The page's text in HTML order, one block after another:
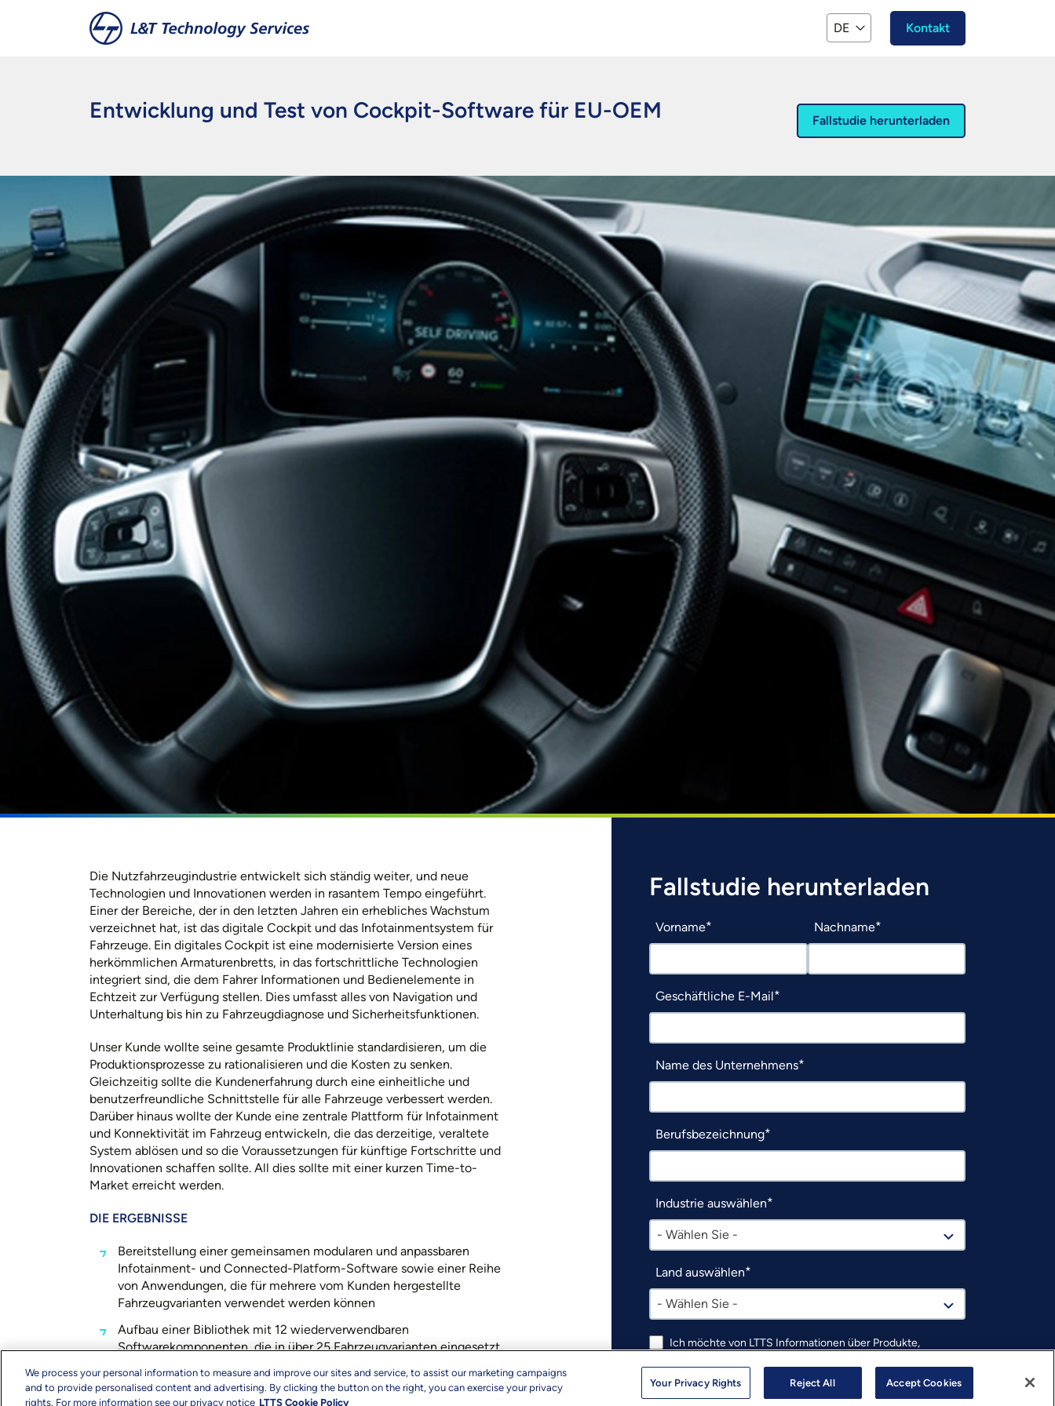
Zum Hauptinhalt springen
DE
Kontakt
Entwicklung und Test von Cockpit-Software für EU-OEM Fallstudie herunterladen
Die Nutzfahrzeugindustrie entwickelt sich ständig weiter, und neue
Technologien und Innovationen werden in rasantem Tempo eingeführt.
Einer der Bereiche, der in den letzten Jahren ein erhebliches Wachstum
verzeichnet hat, ist das digitale Cockpit und das Infotainmentsystem für
Fahrzeuge. Ein digitales Cockpit ist eine modernisierte Version eines
herkömmlichen Armaturenbretts, in das fortschrittliche Technologien
integriert sind, die dem Fahrer Informationen und Bedienelemente in
Echtzeit zur Verfügung stellen. Dies umfasst alles von Navigation und
Unterhaltung bis hin zu Fahrzeugdiagnose und Sicherheitsfunktionen.
Unser Kunde wollte seine gesamte Produktlinie standardisieren, um die
Produktionsprozesse zu rationalisieren und die Kosten zu senken.
Gleichzeitig sollte die Kundenerfahrung durch eine einheitliche und
benutzerfreundliche Schnittstelle für alle Fahrzeuge verbessert werden.
Darüber hinaus wollte der Kunde eine zentrale Plattform für Infotainment
und Konnektivität im Fahrzeug entwickeln, die das derzeitige, veraltete
System ablösen und so die Voraussetzungen für künftige Fortschritte und
Innovationen schaffen sollte. All dies sollte mit einer kurzen Time-to-
Market erreicht werden.
DIE ERGEBNISSE
Bereitstellung einer gemeinsamen modularen und anpassbaren
Infotainment- und Connected-Platform-Software sowie einer Reihe
von Anwendungen, die für mehrere vom Kunden hergestellte
Fahrzeugvarianten verwendet werden können
Aufbau einer Bibliothek mit 12 wiederverwendbaren
Softwarekomponenten, die in über 25 Fahrzeugvarianten eingesetzt
-kosten um 15 % führte
Fallstudie herunterladen
Vorname Nachname
Geschäftliche E-Mail
Name des Unternehmens
Berufsbezeichnung
Industrie auswählen
- Wählen Sie -
Land auswählen
- Wählen Sie -
Ich möchte von LTTS Informationen über Produkte,
Marketingveranstaltungen usw. erhalten.
We process your personal information to measure and improve our sites and service, to assist our marketing campaigns
and to provide personalised content and advertising. By clicking the button on the right, you can exercise your privacy
rights. For more information see our privacy notice LTTS Cookie Policy
Your Privacy Rights Reject All Accept Cookies